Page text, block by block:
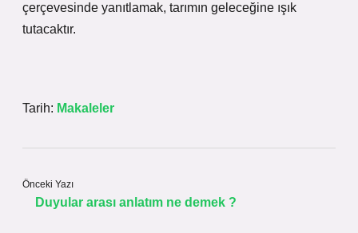
çerçevesinde yanıtlamak, tarımın geleceğine ışık
tutacaktır.
Tarih: Makaleler
Önceki Yazı
Duyular arası anlatım ne demek ?